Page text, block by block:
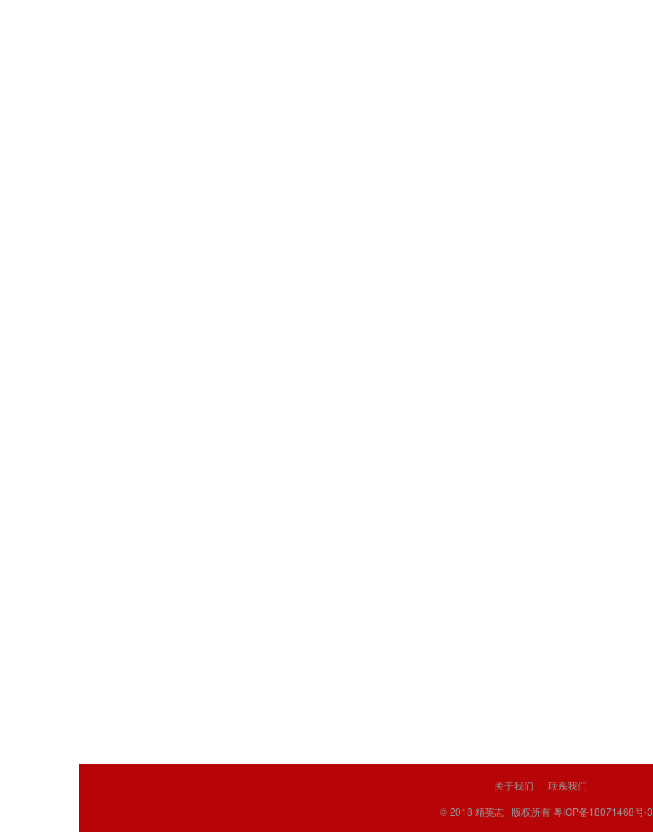
关于我们
联系我们
© 2018 精英志 版权所有粤ICP备18071468号-3